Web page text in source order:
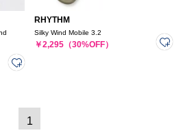
RHYTHM
Silky Wind Mobile 3.2
￥2,295（30%OFF）
1